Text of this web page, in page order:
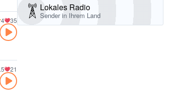
4 35
21
Lokales Radio
Sender in Ihrem Land